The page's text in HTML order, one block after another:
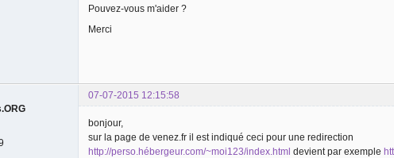
Pouvez-vous m'aider ?
Merci
07-07-2015 12:15:58
bonjour,
sur la page de venez.fr il est indiqué ceci pour une redirection
http://perso.hébergeur.com/~moi123/index.html devient par exemple